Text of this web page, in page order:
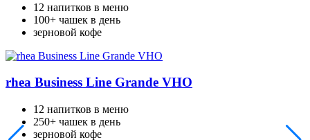
12 напитков в меню
100+ чашек в день
зерновой кофе
rhea Business Line Grande VHO
12 напитков в меню
250+ чашек в день
зерновой кофе